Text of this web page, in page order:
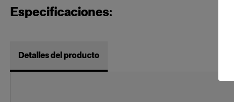
Especificaciones:
Detalles del producto